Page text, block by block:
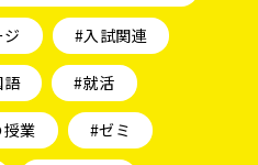
#入試関連
語 #就活
業 #ゼミ